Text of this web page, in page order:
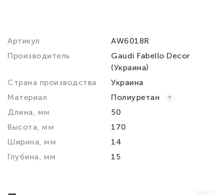
Артикул
AW6018R
Производитель
Gaudi Fabello Decor
(Украина)
Страна производства
Украина
Материал
Полиуретан
Длина, мм
50
Высота, мм
170
Ширина, мм
14
Глубина, мм
15